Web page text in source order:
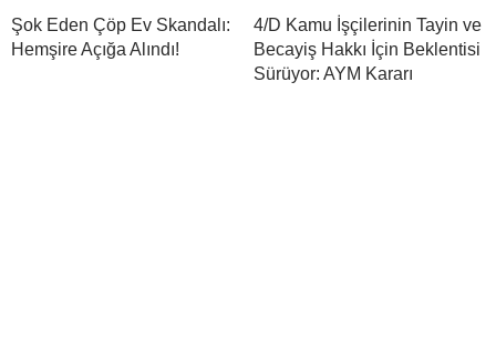
Şok Eden Çöp Ev Skandalı:
Hemşire Açığa Alındı!
4/D Kamu İşçilerinin Tayin ve
Becayiş Hakkı İçin Beklentisi
Sürüyor: AYM Kararı